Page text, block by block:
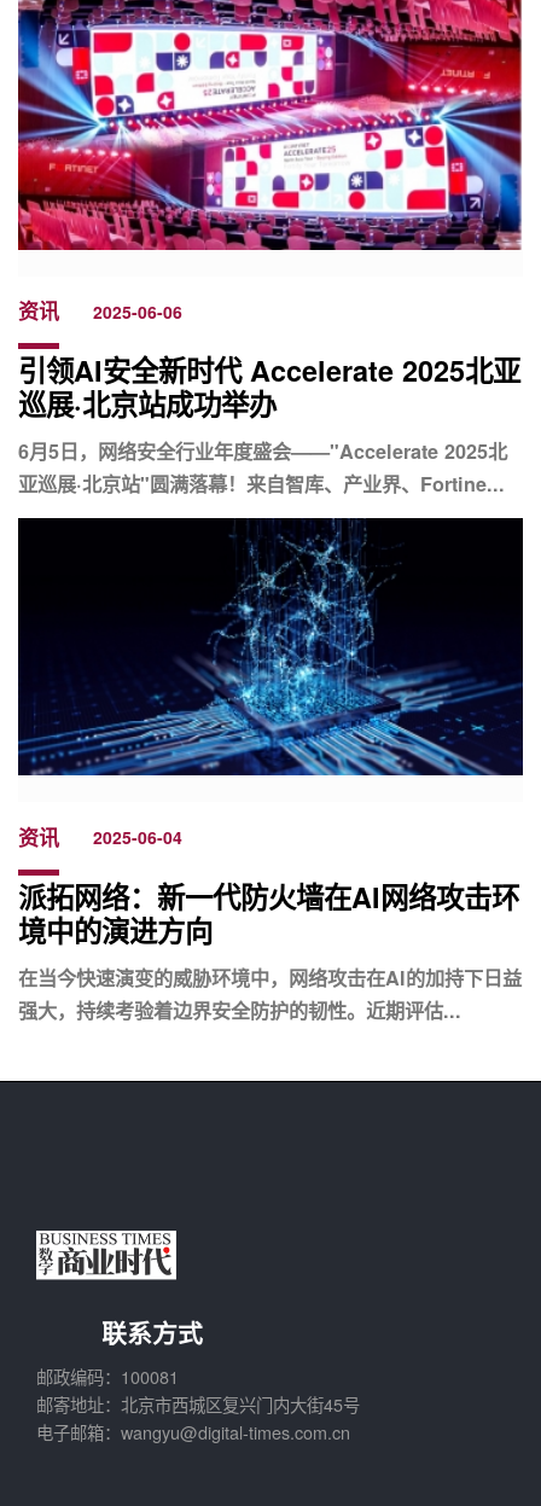
资讯 2025-06-06
引领AI安全新时代 Accelerate 2025北亚
巡展·北京站成功举办
6月5日，网络安全行业年度盛会——"Accelerate 2025北
亚巡展·北京站"圆满落幕！来自智库、产业界、Fortine...
资讯 2025-06-04
派拓网络：新一代防火墙在AI网络攻击环
境中的演进方向
在当今快速演变的威胁环境中，网络攻击在AI的加持下日益
强大，持续考验着边界安全防护的韧性。近期评估...
联系方式
邮政编码：100081
邮寄地址：北京市西城区复兴门内大街45号
电子邮箱：wangyu@digital-times.com.cn